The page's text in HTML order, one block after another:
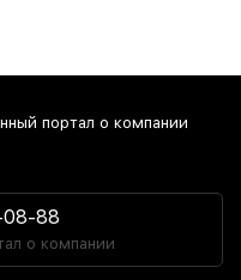
портал о компании
88
о компании